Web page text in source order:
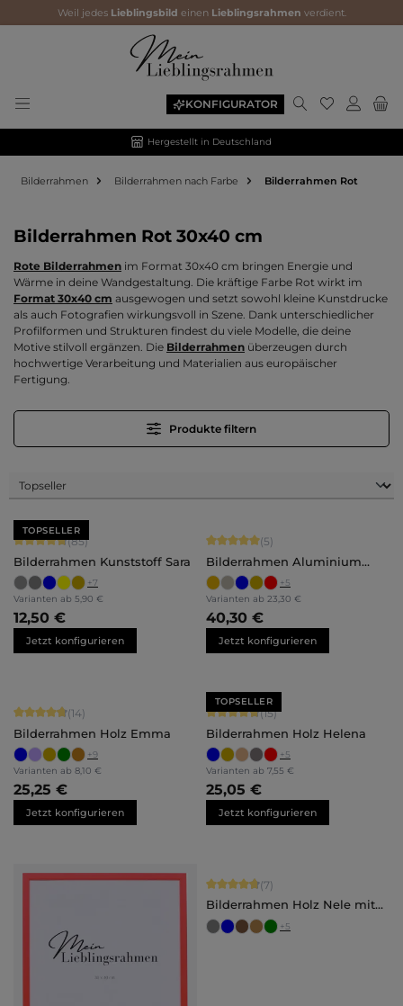
Weil jedes Lieblingsbild einen Lieblingsrahmen verdient.
KONFIGURATOR Du hast 0
Hergestellt in Deutschland
Bilderrahmen Bilderrahmen nach Farbe Bilderrahmen Rot
Bilderrahmen Rot 30x40 cm
Rote Bilderrahmen im Format 30x40 cm bringen Energie und
Wärme in deine Wandgestaltung. Die kräftige Farbe Rot wirkt im
Format 30x40 cm ausgewogen und setzt sowohl kleine Kunstdrucke
als auch Fotografien wirkungsvoll in Szene. Dank unterschiedlicher
Profilformen und Strukturen findest du viele Modelle, die deine
Motive stilvoll ergänzen. Die Bilderrahmen überzeugen durch
hochwertige Verarbeitung und Materialien aus europäischer
Fertigung.
Produkte filtern
TOPSELLER
Durchschnittliche Bewertung von 4.71 von 5 Sternen
(85)
Bilderrahmen Kunststoff Sara
+7
Varianten ab 5,90 €
12,50 €
Jetzt konfigurieren
Durchschnittliche Bewertung von 5
(5)
Bilderrahmen Aluminium
Luca
+5
Varianten ab 23,30 €
40,30 €
Jetzt konfigurieren
Durchschnittliche Bewertung von 4.86 von 5 Sternen
(14)
Bilderrahmen Holz Emma
+9
Varianten ab 8,10 €
25,25 €
Jetzt konfigurieren
TOPSELLER
Durchschnittliche Bewertung von
(15)
Bilderrahmen Holz Helena
+5
Varianten ab 7,55 €
25,05 €
Jetzt konfigurieren
Durchschnittliche Bewertung von
(7)
Bilderrahmen Holz Nele mit
Abstandsleiste
+5